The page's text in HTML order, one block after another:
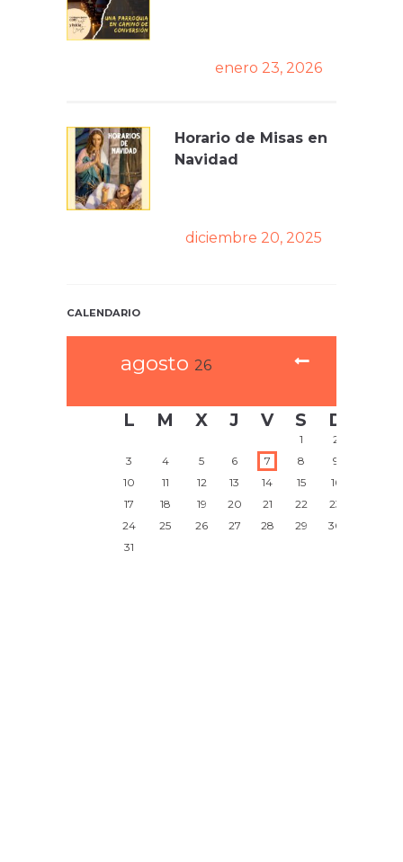
enero 23, 2026
Horario de Misas en
Navidad
diciembre 20, 2025
CALENDARIO
agosto 26
L M X J V S D
1
2
3
4 5 6 7 8
9
10
11 12 13 14 15
16
17
18 19 20 21 22
23
24
25 26 27 28 29
30
31